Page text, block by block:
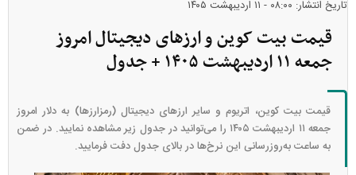
تاریخ انتشار: ۰۸:۰۰ - ۱۱ ارديبهشت ۱۴۰۵
قیمت بیت کوین و ارز‌های دیجیتال امروز
جمعه ۱۱ اردیبهشت ۱۴۰۵ + جدول
قیمت بیت کوین، اتریوم و سایر ارز‌های دیجیتال (رمزارزها) به دلار امروز
جمعه ۱۱ اردیبهشت ۱۴۰۵ را می‌توانید در جدول زیر مشاهده نمایید. در ضمن
به ساعت به‌روز‌رسانی این نرخ‌ها در بالای جدول دفت فرمایید.